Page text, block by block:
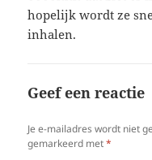
hopelijk wordt ze
inhalen.
Geef een reactie
Je e-mailadres wordt niet
gemarkeerd met*